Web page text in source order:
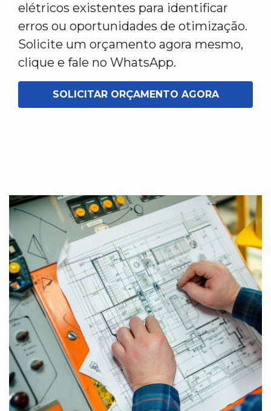
elétricos existentes para identificar
erros ou oportunidades de otimização.
Solicite um orçamento agora mesmo,
clique e fale no WhatsApp.
SOLICITAR ORÇAMENTO AGORA